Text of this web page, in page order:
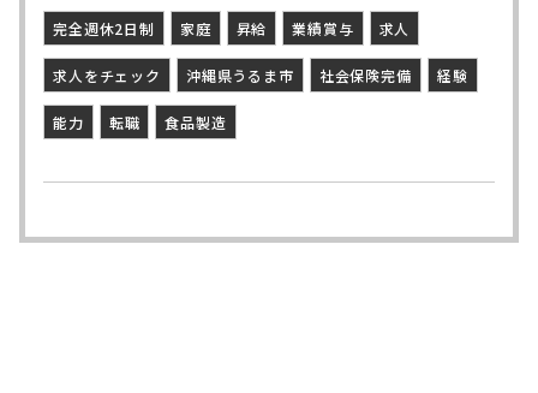
完全週休2日制 家庭 昇給 業績賞与 求人
求人をチェック 沖縄県うるま市 社会保険完備 経験
能力 転職 食品製造